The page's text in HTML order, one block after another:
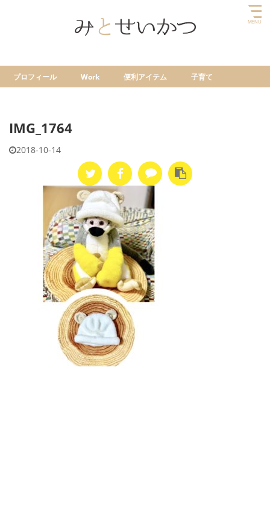
プロフィール Work 便利アイテム 子育て
IMG_1764
2018-10-14